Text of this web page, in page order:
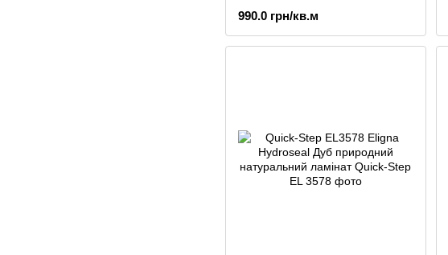
990.0 грн/кв.м